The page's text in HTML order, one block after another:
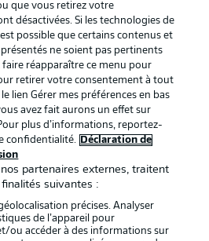
Gérer mes préférences
Diffuseurs
Contact
Joueurs
que vous retirez votre
désactivées. Si les technologies de
possible que certains contenus et
ne soient pas pertinents
réapparaître ce menu pour
retirer votre consentement à tout
lien Gérer mes préférences en bas
avez fait aurons un effet sur
plus d’informations, reportez-
confidentialité.
Déclaration de
partenaires externes, traitent
suivantes :
précises. Analyser
de l’appareil pour
ou accéder à des informations sur